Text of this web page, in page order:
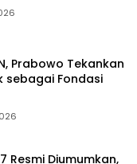
Prabowo Tekankan
sebagai Fondasi
Resmi Diumumkan,